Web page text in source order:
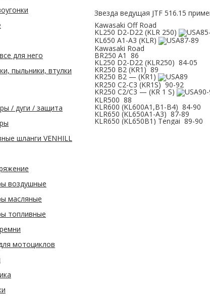
для него
пыльники, втулки
/ дуги / защита
шланги VENHILL
воздушные
масляные
топливные
мотоциклов
Звезда ведущая JTF 516.15
Kawasaki Off Road
KL250 D2-D22 (KLR 250)
KL650 A1-A3 (KLR)
87-89
Kawasaki Road
BR250 A1 86
KL250 D2-D22 (KLR250) 84-05
KR250 B2 (KR1 ) 89
KR250 B2 — (KR1 )
89
KR250 C2-C3 (KR1S) 90-92
KR250 C2/C3 — (KR 1 S)
90-
KLR500 88
KLR600 (KL600A1 ,B1-B4) 84-90
KLR650 (KL650A1-A3) 87-89
KLR650 (KL650B1 ) Tengai 89-90